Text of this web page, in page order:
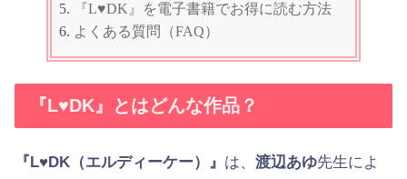
『L♥DK』を電子書籍でお得に読む方法
よくある質問（FAQ）
『L♥DK』とはどんな作品？
『L♥DK（エルディーケー）』 は、 渡辺あゆ先生によ